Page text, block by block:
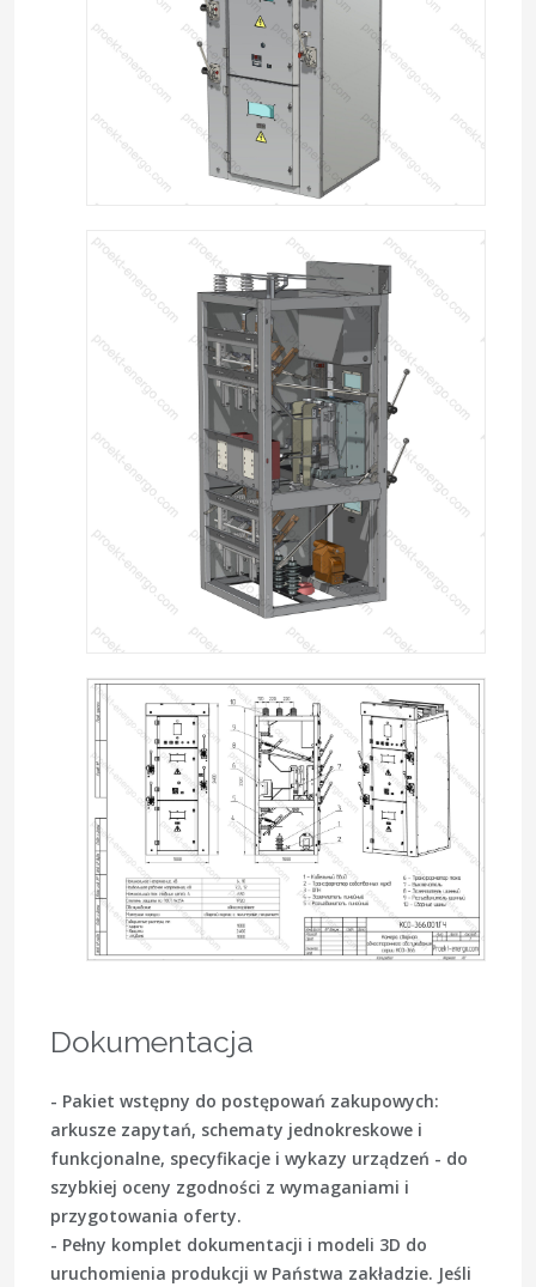
Dokumentacja
- Pakiet wstępny do postępowań zakupowych:
arkusze zapytań, schematy jednokreskowe i
funkcjonalne, specyfikacje i wykazy urządzeń - do
szybkiej oceny zgodności z wymaganiami i
przygotowania oferty.
- Pełny komplet dokumentacji i modeli 3D do
uruchomienia produkcji w Państwa zakładzie. Jeśli